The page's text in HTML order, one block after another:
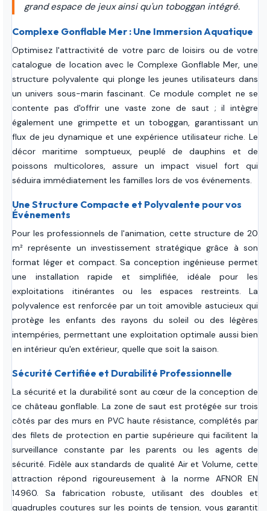
grand espace de jeux ainsi qu'un toboggan intégré.
Complexe Gonflable Mer : Une Immersion Aquatique
Optimisez l'attractivité de votre parc de loisirs ou de votre
catalogue de location avec le Complexe Gonflable Mer, une
structure polyvalente qui plonge les jeunes utilisateurs dans
un univers sous-marin fascinant. Ce module complet ne se
contente pas d'offrir une vaste zone de saut ; il intègre
également une grimpette et un toboggan, garantissant un
flux de jeu dynamique et une expérience utilisateur riche. Le
décor maritime somptueux, peuplé de dauphins et de
poissons multicolores, assure un impact visuel fort qui
séduira immédiatement les familles lors de vos événements.
Une Structure Compacte et Polyvalente pour vos
Événements
Pour les professionnels de l'animation, cette structure de 20
m² représente un investissement stratégique grâce à son
format léger et compact. Sa conception ingénieuse permet
une installation rapide et simplifiée, idéale pour les
exploitations itinérantes ou les espaces restreints. La
polyvalence est renforcée par un toit amovible astucieux qui
protège les enfants des rayons du soleil ou des légères
intempéries, permettant une exploitation optimale aussi bien
en intérieur qu'en extérieur, quelle que soit la saison.
Sécurité Certifiée et Durabilité Professionnelle
La sécurité et la durabilité sont au cœur de la conception de
ce château gonflable. La zone de saut est protégée sur trois
côtés par des murs en PVC haute résistance, complétés par
des filets de protection en partie supérieure qui facilitent la
surveillance constante par les parents ou les agents de
sécurité. Fidèle aux standards de qualité Air et Volume, cette
attraction répond rigoureusement à la norme AFNOR EN
14960. Sa fabrication robuste, utilisant des doubles et
quadruples coutures sur les points de tension, vous garantit